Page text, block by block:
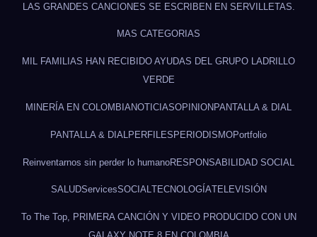
LAS GRANDES CANCIONES SE ESCRIBEN EN SERVILLETAS.
MAS CATEGORIAS
MIL FAMILIAS HAN RECIBIDO AYUDAS DEL GRUPO LADRILLO
VERDE
MINERÍA EN COLOMBIA NOTICIASOPINION PANTALLA & DIAL
PANTALLA & DIAL PERFILES PERIODISMOPortfolio
Reinventarnos sin perder lo humanoRESPONSABILIDAD SOCIAL
SALUDServicesSOCIALTECNOLOGÍATELEVISIÓN
To The Top, PRIMERA CANCIÓN Y VIDEO PRODUCIDO CON UN